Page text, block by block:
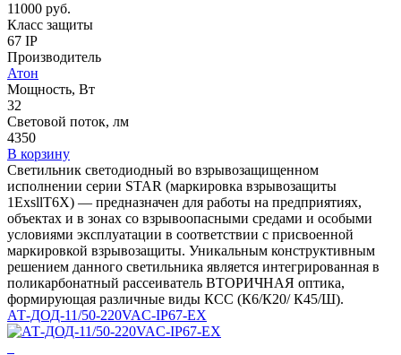
11000 руб.
Класс защиты
67 IP
Производитель
Атон
Мощность, Вт
32
Световой поток, лм
4350
В корзину
Светильник светодиодный во взрывозащищенном
исполнении серии STAR (маркировка взрывозащиты
1ЕхsllT6X) — предназначен для работы на предприятиях,
объектах и в зонах со взрывоопасными средами и особыми
условиями эксплуатации в соответствии с присвоенной
маркировкой взрывозащиты. Уникальным конструктивным
решением данного светильника является интегрированная в
поликарбонатный рассеиватель ВТОРИЧНАЯ оптика,
формирующая различные виды КСС (К6/К20/ К45/Ш).
АТ-ДОД-11/50-220VAC-IP67-EX